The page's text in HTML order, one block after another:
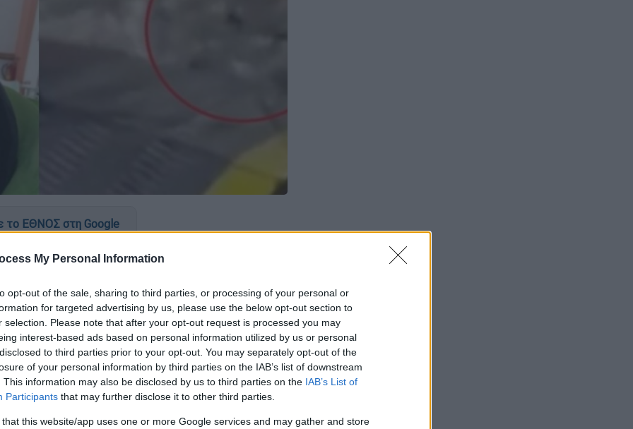
My Personal Information
opt-out of the sale, sharing to third parties, or processing of your personal or
for targeted advertising by us, please use the below opt-out section to
selection. Please note that after your opt-out request is processed you may
interest-based ads based on personal information utilized by us or personal
to third parties prior to your opt-out. You may separately opt-out of the
of your personal information by third parties on the IAB’s list of downstream
This information may also be disclosed by us to third parties on the IAB’s List of
Participants that may further disclose it to other third parties.
that this website/app uses one or more Google services and may gather and store
το ΕΘΝΟΣ στη Google
αύριο η υπόθεση της δολοφονίας
στη θάλασσα.
- Μαύροι καπνοί στον